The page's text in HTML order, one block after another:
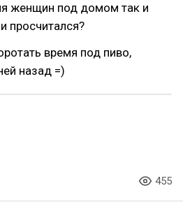
женщин под домом так и
просчитался?
время под пиво,
назад =)
455